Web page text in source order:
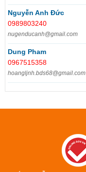
Nguyễn Anh Đức
0989803240
nugenducanh@gmail.com
Dung Pham
0967515358
hoangljnh.bds68@gmail.com